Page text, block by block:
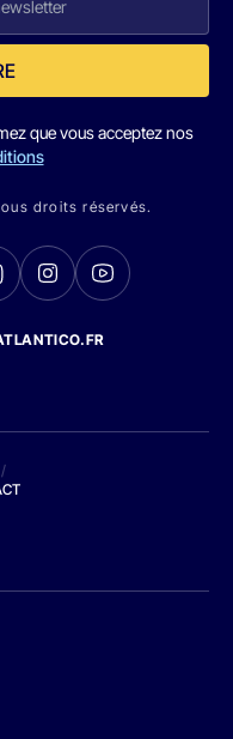
que vous acceptez nos
droits réservés.
/